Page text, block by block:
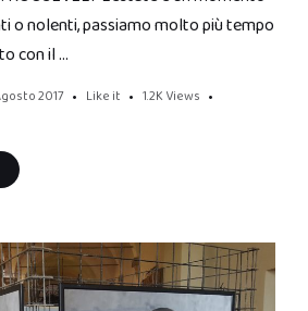
o nolenti, passiamo molto più tempo
con il …
2017 Like it 1.2K Views